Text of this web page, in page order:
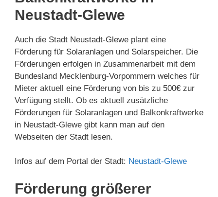
Neustadt-Glewe
Auch die Stadt Neustadt-Glewe plant eine
Förderung für Solaranlagen und Solarspeicher. Die
Förderungen erfolgen in Zusammenarbeit mit dem
Bundesland Mecklenburg-Vorpommern welches für
Mieter aktuell eine Förderung von bis zu 500€ zur
Verfügung stellt. Ob es aktuell zusätzliche
Förderungen für Solaranlagen und Balkonkraftwerke
in Neustadt-Glewe gibt kann man auf den
Webseiten der Stadt lesen.
Infos auf dem Portal der Stadt: Neustadt-Glewe
Förderung größerer